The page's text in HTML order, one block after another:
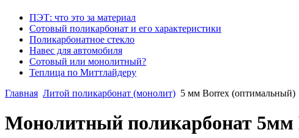
ПЭТ: что это за материал
Сотовый поликарбонат и его характеристики
Поликарбонатное стекло
Навес для автомобиля
Сотовый или монолитный?
Теплица по Миттлайдеру
Главная Литой поликарбонат (монолит) 5 мм Borrex (оптимальный)
Монолитный поликарбонат